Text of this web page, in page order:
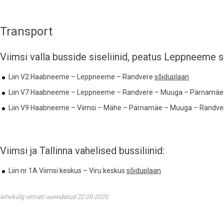
Transport
Viimsi valla busside siseliinid, peatus Leppneeme
Liin V2 Haabneeme – Leppneeme – Randvere sõiduplaan
Liin V7 Haabneeme – Leppneeme – Randvere – Muuga –
Liin V9 Haabneeme – Viimsi – Mähe – Pärnamäe – Muuga –
Viimsi ja Tallinna vahelised bussiliinid:
Liin nr 1A Viimsi keskus – Viru keskus sõiduplaan
lehekülg viimati uuendatud 22.09.2020